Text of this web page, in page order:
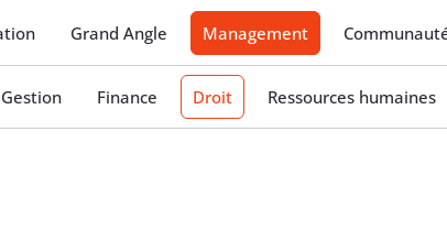
Grand Angle Management
Gestion Finance Droit Ressources humaines